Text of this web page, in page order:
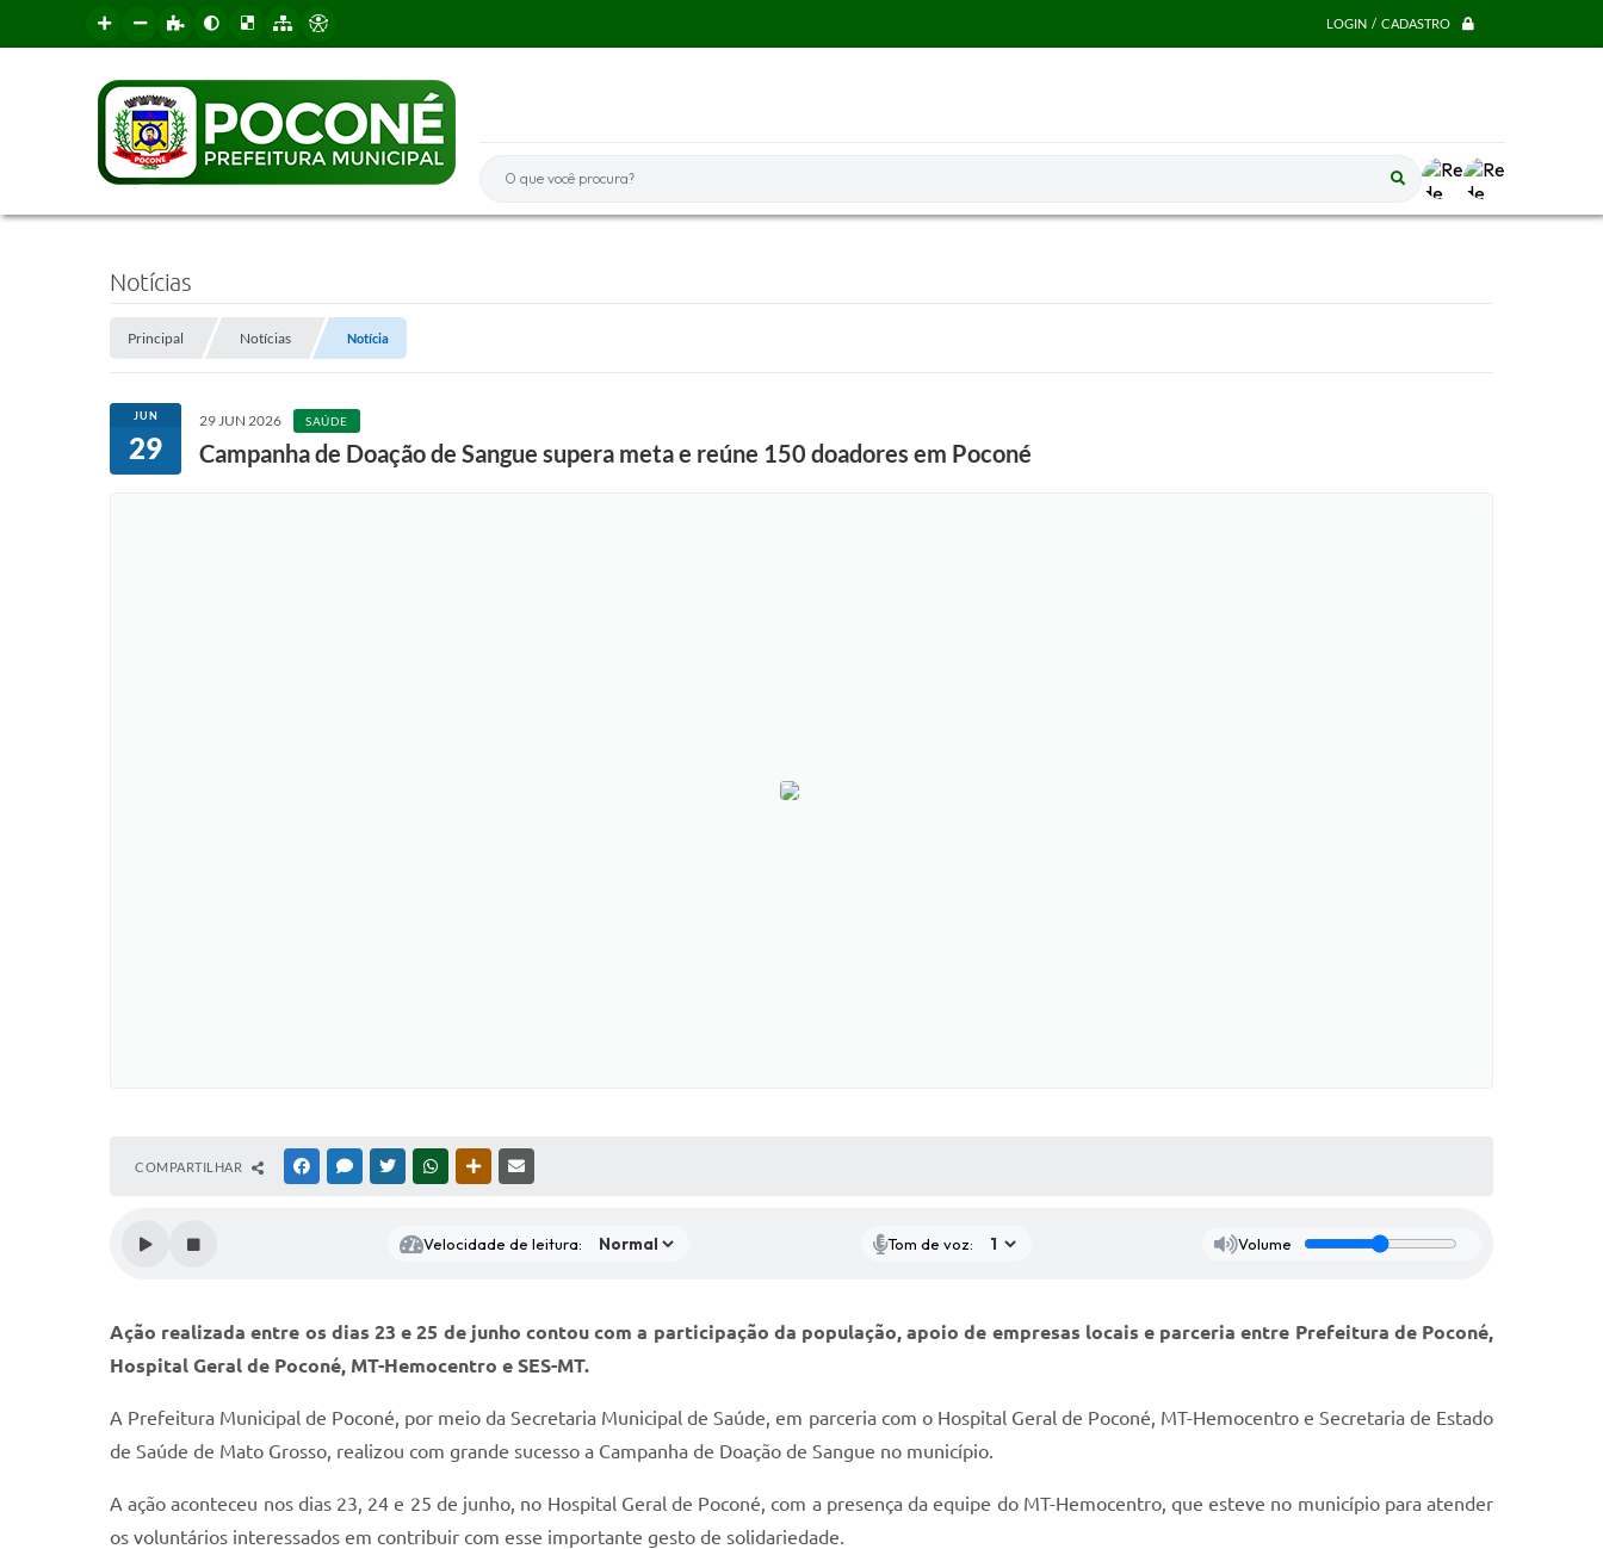
LOGIN / CADASTRO
O que você procura?
Notícias
Principal Notícias Notícia
JUN
29
29 JUN 2026 SAÚDE
Campanha de Doação de Sangue supera meta e reúne 150 doadores em Poconé
COMPARTILHAR FACEBOOKMESSENGER
TWITTERWHATSAPPOUTRAS MÍDIAS
Velocidade de leitura: Tom de voz: Volume
Ação realizada entre os dias 23 e 25 de junho contou com a participação da população, apoio de empresas locais e parceria entre Prefeitura de Poconé,
Hospital Geral de Poconé, MT-Hemocentro e SES-MT.
A Prefeitura Municipal de Poconé, por meio da Secretaria Municipal de Saúde, em parceria com o Hospital Geral de Poconé, MT-Hemocentro e Secretaria de Estado
de Saúde de Mato Grosso, realizou com grande sucesso a Campanha de Doação de Sangue no município.
A ação aconteceu nos dias 23, 24 e 25 de junho, no Hospital Geral de Poconé, com a presença da equipe do MT-Hemocentro, que esteve no município para atender
os voluntários interessados em contribuir com esse importante gesto de solidariedade.